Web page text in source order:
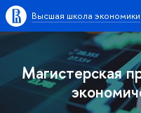
Высшая школа экономики
Магистерская